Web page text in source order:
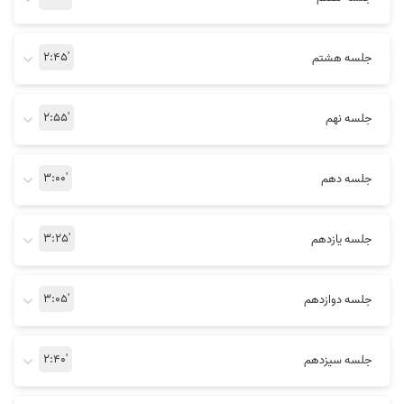
جلسه هشتم 2:45'
جلسه نهم 2:55'
جلسه دهم 3:00'
جلسه یازدهم 3:25'
جلسه دوازدهم 3:05'
جلسه سیزدهم 2:40'